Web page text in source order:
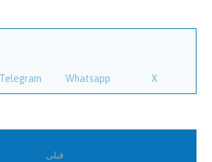
X
Whatsapp
Telegram
قبلی